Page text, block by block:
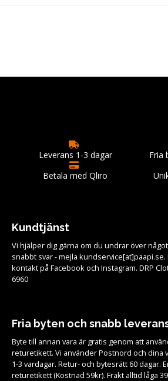
Leverans 1-3 dagar
Fria
Betala med Qliro
Kundtjänst
Vi hjälper dig gärna om du undrar över
snabbt svar - mejla kundservice[at]paapi.se.
kontakt på Facebook och Instagram. DRP
6960
Fria byten och snabb
Byte till annan vara är gratis genom att
returetikett. Vi använder Postnord och dina
1-3 vardagar. Retur- och bytesrätt 60 dagar.
returetikett (Kostnad 59kr). Frakt alltid låga